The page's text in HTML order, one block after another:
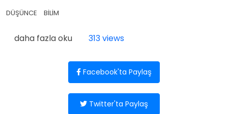
DÜŞÜNCE BİLİM
Yeni Pozitivizm Tehlikesi hakkında
daha fazla oku 313 views
Facebook'ta Paylaş
Twitter'ta Paylaş